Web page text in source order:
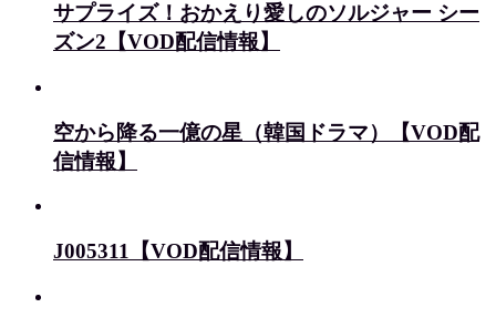
サプライズ！おかえり愛しのソルジャー シー
ズン2【VOD配信情報】
空から降る一億の星（韓国ドラマ）【VOD配
信情報】
J005311【VOD配信情報】